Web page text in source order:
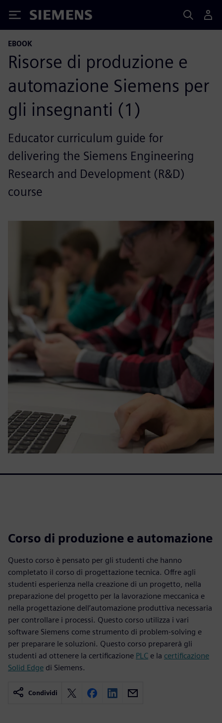
Siemens
EBOOK
Risorse di produzione e
automazione Siemens per
gli insegnanti (1)
Educator curriculum guide for
delivering the Siemens Engineering
Research and Development (R&D)
course
Corso di produzione e automazione
Questo corso è pensato per gli studenti che hanno
completato il corso di progettazione tecnica. Offre agli
studenti esperienza nella creazione di un progetto, nella
preparazione del progetto per la lavorazione meccanica e
nella progettazione dell’automazione produttiva necessaria
per controllare i processi. Questo corso utilizza i vari
software Siemens come strumento di problem-solving e
per preparare le soluzioni. Questo corso preparerà gli
studenti ad ottenere la certificazione PLC e la certificazione
Solid Edge di Siemens.
Condividi